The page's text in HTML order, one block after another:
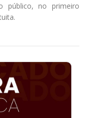
público, no primeiro